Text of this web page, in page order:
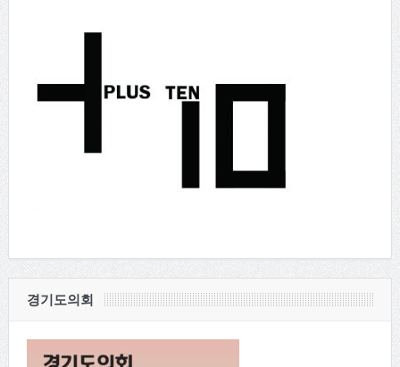
경기도의회